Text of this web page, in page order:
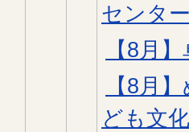
センター
【8月
【8月
ども文